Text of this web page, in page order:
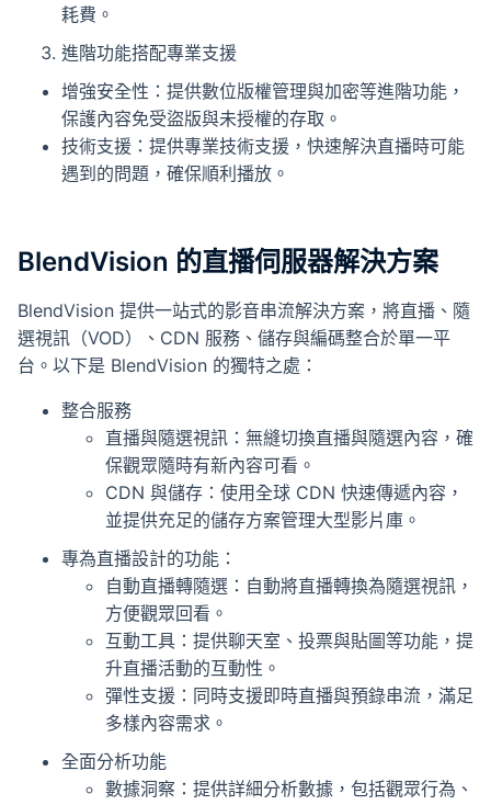
耗費。
進階功能搭配專業支援
增強安全性：提供數位版權管理與加密等進階功能，
保護內容免受盜版與未授權的存取。
技術支援：提供專業技術支援，快速解決直播時可能
遇到的問題，確保順利播放。
BlendVision 的直播伺服器解決方案
BlendVision 提供一站式的影音串流解決方案，將直播、隨
選視訊（VOD）、CDN 服務、儲存與編碼整合於單一平
台。以下是 BlendVision 的獨特之處：
整合服務
直播與隨選視訊：無縫切換直播與隨選內容，確
保觀眾隨時有新內容可看。
CDN 與儲存：使用全球 CDN 快速傳遞內容，
並提供充足的儲存方案管理大型影片庫。
專為直播設計的功能：
自動直播轉隨選：自動將直播轉換為隨選視訊，
方便觀眾回看。
互動工具：提供聊天室、投票與貼圖等功能，提
升直播活動的互動性。
彈性支援：同時支援即時直播與預錄串流，滿足
多樣內容需求。
全面分析功能
數據洞察：提供詳細分析數據，包括觀眾行為、